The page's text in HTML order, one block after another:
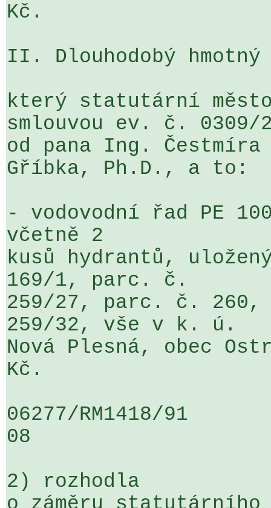
Kč.
II. Dlouhodobý
který statutární
smlouvou ev. č. 0309/
od pana Ing.
Gříbka, Ph.D., a to:
- vodovodní řad PE
včetně 2
kusů hydrantů,
169/1, parc. č.
259/27, parc. č.
259/32, vše v k. ú.
Nová Plesná, obec
Kč.
06277/RM1418/
08
2) rozhodla